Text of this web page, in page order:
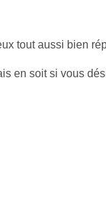
tout aussi bien
en soit si vous